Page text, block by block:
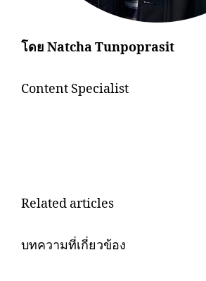
โดย Natcha Tunpoprasit
Content​ Specialist​
Related articles
บทความที่เกี่ยวข้อง